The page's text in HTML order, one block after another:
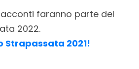
faranno parte del
2022.
Strapassata 2021!